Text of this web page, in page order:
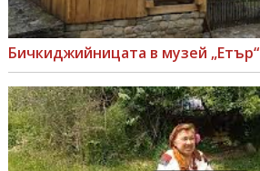
Бичкиджийницата в музей „Етър“